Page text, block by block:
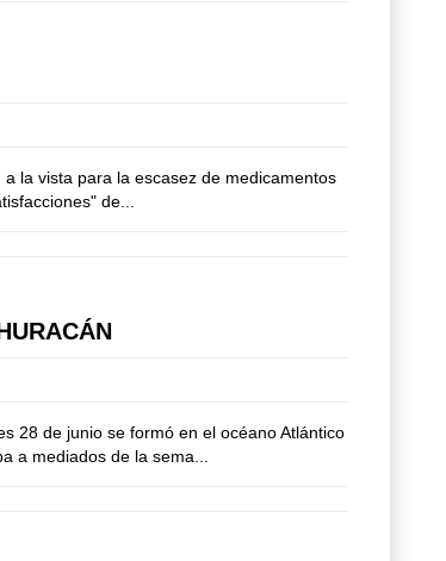
la vista para la escasez de medicamentos
de...
28 de junio se formó en el océano Atlántico
a mediados de la sema...